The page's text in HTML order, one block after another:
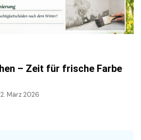
– Zeit für frische Farbe
2. März 2026